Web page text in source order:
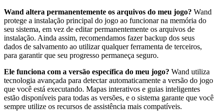
Wand altera permanentemente os arquivos do meu jogo? Wand
protege a instalação principal do jogo ao funcionar na memória do
seu sistema, em vez de editar permanentemente os arquivos de
instalação. Ainda assim, recomendamos fazer backup dos seus
dados de salvamento ao utilizar qualquer ferramenta de terceiros,
para garantir que seu progresso permaneça seguro.
Ele funciona com a versão específica do meu jogo? Wand utiliza
tecnologia avançada para detectar automaticamente a versão do jogo
que você está executando. Mapas interativos e guias inteligentes
estão disponíveis para todas as versões, e o sistema garante que você
sempre utilize os recursos de assistência mais compatíveis.